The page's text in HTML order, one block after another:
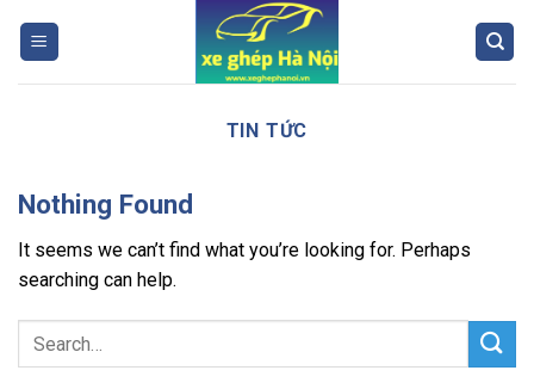
TIN TỨC
Nothing Found
It seems we can’t find what you’re looking for. Perhaps
searching can help.